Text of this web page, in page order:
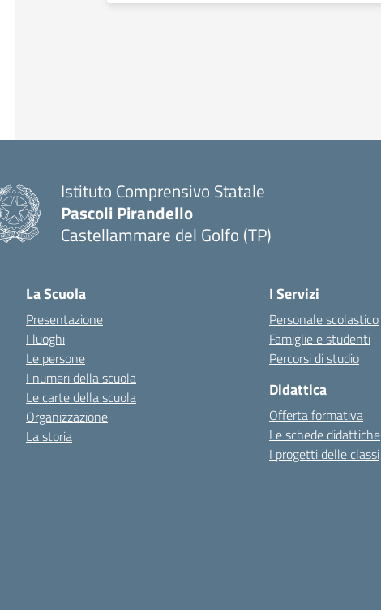
Istituto Comprensivo Statale
Pascoli Pirandello
Castellammare del Golfo (TP)
La Scuola
Presentazione
I luoghi
Le persone
I numeri della scuola
Le carte della scuola
Organizzazione
La storia
I Servizi
Personale scolastico
Famiglie e studenti
Percorsi di studio
Didattica
Offerta formativa
Le schede didattiche
I progetti delle classi